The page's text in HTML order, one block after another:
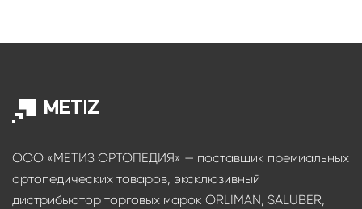
ООО «МЕТИЗ ОРТОПЕДИЯ» — поставщик премиальных
ортопедических товаров, эксклюзивный
дистрибьютор торговых марок ORLIMAN, SALUBER,